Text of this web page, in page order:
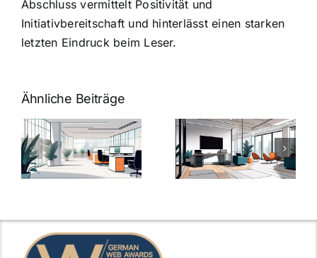
Abschluss vermittelt Positivität und
Initiativbereitschaft und hinterlässt einen starken
letzten Eindruck beim Leser.
Ähnliche Beiträge
Arbeitgeber-
Zusatzleistungen:
5
inspirierende
Warum
bei
Arbeitgebern